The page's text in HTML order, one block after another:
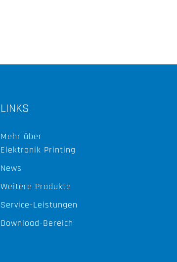
LINKS
Mehr über
Elektronik Printing
News
Weitere Produkte
Service-Leistungen
Download-Bereich